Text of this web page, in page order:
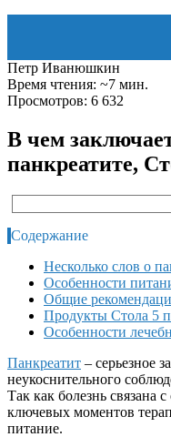
Петр Иванюшкин
Время чтения: ~7 мин.
Просмотров: 6 632
В чем
панкреатите,
Содержание
Несколько слов о
Особенности
Общие
Продукты Стола 5
Особенности
Панкреатит – серьезное
неукоснительного
Так как болезнь связана
ключевых моментов
питание.